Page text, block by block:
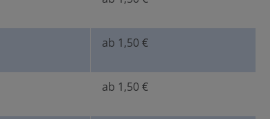
ab 1,50 €
ab 1,50 €